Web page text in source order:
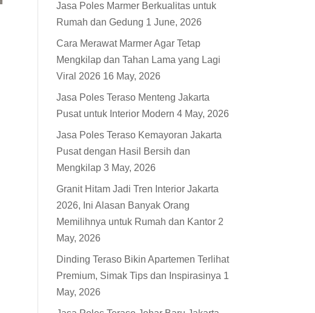
Jasa Poles Marmer Berkualitas untuk
Rumah dan Gedung 1 June, 2026
Cara Merawat Marmer Agar Tetap
Mengkilap dan Tahan Lama yang Lagi
Viral 2026 16 May, 2026
Jasa Poles Teraso Menteng Jakarta
Pusat untuk Interior Modern 4 May, 2026
Jasa Poles Teraso Kemayoran Jakarta
Pusat dengan Hasil Bersih dan
Mengkilap 3 May, 2026
Granit Hitam Jadi Tren Interior Jakarta
2026, Ini Alasan Banyak Orang
Memilihnya untuk Rumah dan Kantor 2
May, 2026
Dinding Teraso Bikin Apartemen Terlihat
Premium, Simak Tips dan Inspirasinya 1
May, 2026